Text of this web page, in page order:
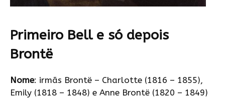
Primeiro Bell e só depois
Brontë
Nome: irmãs Brontë – Charlotte (1816 – 1855),
Emily (1818 – 1848) e Anne Brontë (1820 – 1849)